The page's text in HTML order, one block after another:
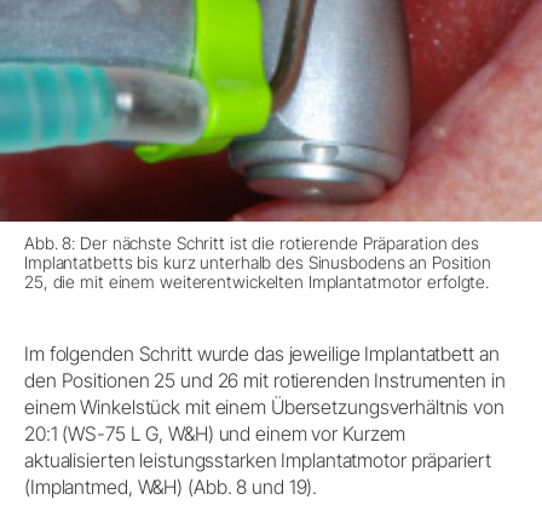
Abb. 8: Der nächste Schritt ist die rotierende Präparation des
Implantatbetts bis kurz unterhalb des Sinusbodens an Position
25, die mit einem weiterentwickelten Implantatmotor erfolgte.
Im folgenden Schritt wurde das jeweilige Implantatbett an
den Positionen 25 und 26 mit rotierenden Instrumenten in
einem Winkelstück mit einem Übersetzungsverhältnis von
20:1 (WS-75 L G, W&H) und einem vor Kurzem
aktualisierten leistungsstarken Implantatmotor präpariert
(Implantmed, W&H) (Abb. 8 und 19).